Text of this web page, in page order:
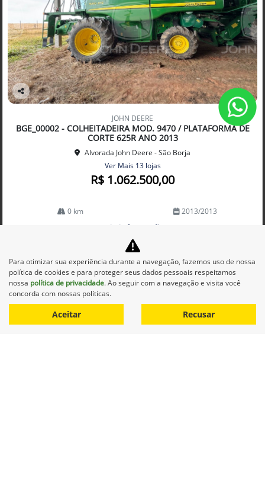
Co
arti
lhe
JOHN DEERE
BGE_00002 - COLHEITADEIRA MOD. 9470 / PLATAFORMA DE
CORTE 625R ANO 2013
Alvorada John Deere - São Borja
Ver Mais 13 lojas
R$ 1.062.500,00
0 km 2013/2013
Mais informações
Para otimizar sua experiência durante a navegação, fazemos uso de nossa
política de cookies e para proteger seus dados pessoais respeitamos
nossa política de privacidade. Ao seguir com a navegação e visita você
concorda com nossas políticas.
Aceitar Recusar